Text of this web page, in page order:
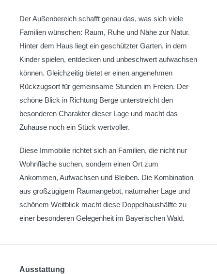
Der Außenbereich schafft genau das, was sich viele
Familien wünschen: Raum, Ruhe und Nähe zur Natur.
Hinter dem Haus liegt ein geschützter Garten, in dem
Kinder spielen, entdecken und unbeschwert aufwachsen
können. Gleichzeitig bietet er einen angenehmen
Rückzugsort für gemeinsame Stunden im Freien. Der
schöne Blick in Richtung Berge unterstreicht den
besonderen Charakter dieser Lage und macht das
Zuhause noch ein Stück wertvoller.
Diese Immobilie richtet sich an Familien, die nicht nur
Wohnfläche suchen, sondern einen Ort zum
Ankommen, Aufwachsen und Bleiben. Die Kombination
aus großzügigem Raumangebot, naturnaher Lage und
schönem Weitblick macht diese Doppelhaushälfte zu
einer besonderen Gelegenheit im Bayerischen Wald.
Ausstattung